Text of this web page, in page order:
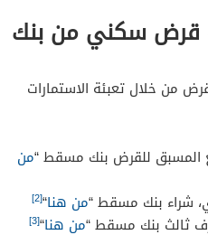
قرض سكني من بنك
من خلال تعبئة الاستمارات
المسبق للقرض بنك مسقط “من
شراء بنك مسقط “من هنا“
[2]
ثالث بنك مسقط “من هنا“
[3]